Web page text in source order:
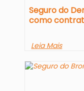
Seguro do
como
Leia Mais